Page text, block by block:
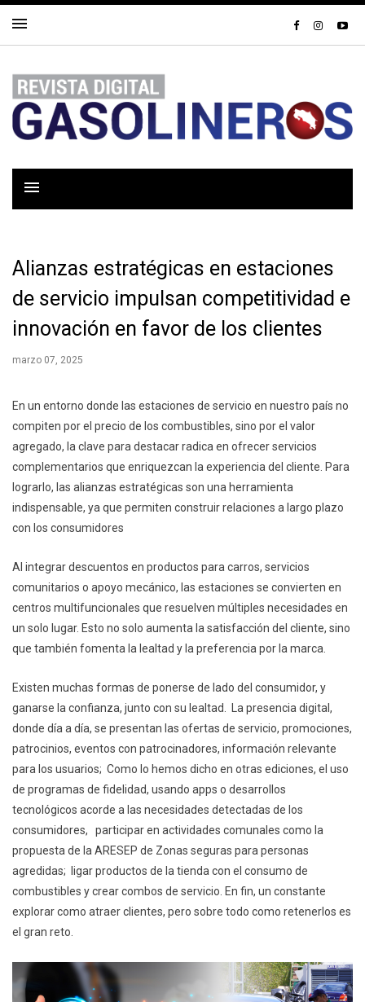
Alianzas estratégicas en estaciones
de servicio impulsan competitividad e
innovación en favor de los clientes
marzo 07, 2025
En un entorno donde las estaciones de servicio en nuestro país no
compiten por el precio de los combustibles, sino por el valor
agregado, la clave para destacar radica en ofrecer servicios
complementarios que enriquezcan la experiencia del cliente. Para
lograrlo, las alianzas estratégicas son una herramienta
indispensable, ya que permiten construir relaciones a largo plazo
con los consumidores
Al integrar descuentos en productos para carros, servicios
comunitarios o apoyo mecánico, las estaciones se convierten en
centros multifuncionales que resuelven múltiples necesidades en
un solo lugar. Esto no solo aumenta la satisfacción del cliente, sino
que también fomenta la lealtad y la preferencia por la marca.
Existen muchas formas de ponerse de lado del consumidor, y
ganarse la confianza, junto con su lealtad. La presencia digital,
donde día a día, se presentan las ofertas de servicio, promociones,
patrocinios, eventos con patrocinadores, información relevante
para los usuarios; Como lo hemos dicho en otras ediciones, el uso
de programas de fidelidad, usando apps o desarrollos
tecnológicos acorde a las necesidades detectadas de los
consumidores, participar en actividades comunales como la
propuesta de la ARESEP de Zonas seguras para personas
agredidas; ligar productos de la tienda con el consumo de
combustibles y crear combos de servicio. En fin, un constante
explorar como atraer clientes, pero sobre todo como retenerlos es
el gran reto.